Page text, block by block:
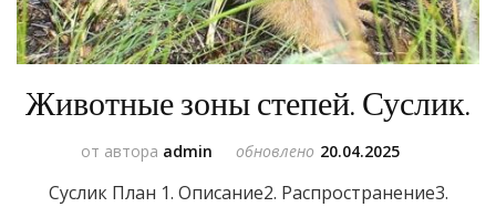
Животные зоны степей. Суслик.
от автора admin обновлено 20.04.2025
Суслик План 1. Описание2. Распространение3.